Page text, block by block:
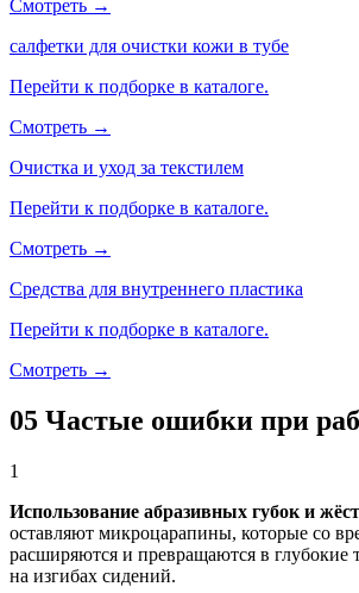
Смотреть →
салфетки для очистки кожи в тубе
Перейти к подборке в каталоге.
Смотреть →
Очистка и уход за текстилем
Перейти к подборке в каталоге.
Смотреть →
Средства для внутреннего пластика
Перейти к подборке в каталоге.
Смотреть →
05 Частые ошибки при
1
Использование абразивных губок и
оставляют микроцарапины, которые со
расширяются и превращаются в глубокие
на изгибах сидений.